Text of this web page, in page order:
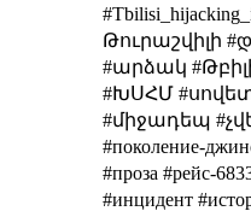
Թուրաշվիլի
#արձակ
#ԽՍՀՄ
#միջադեպ
#поколение-
#проза #рейс-
#инцидент